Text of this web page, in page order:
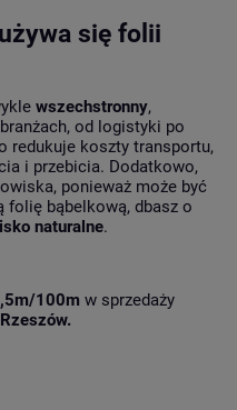
się folii
wszechstronny,
od logistyki po
redukuje koszty transportu,
i przebicia. Dodatkowo,
ponieważ może być
folię bąbelkową, dbasz o
naturalne.
100m w sprzedaży